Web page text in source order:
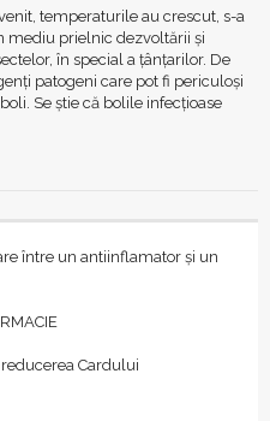
temperaturile au crescut, s-a
mediu prielnic dezvoltării și
în special a țânțarilor. De
patogeni care pot fi periculoși
Se știe că bolile infecţioase
între un antiinflamator și un
Cardului